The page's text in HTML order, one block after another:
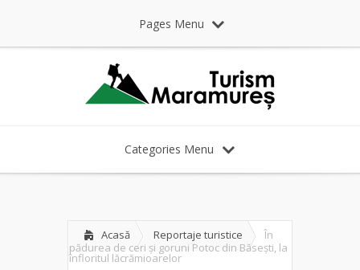
Pages Menu
Categories Menu
Acasă Reportaje turistice
În
pădurea de ceri și goruni Potoc din Băsești, la
înfloritul lăcrămioarelor